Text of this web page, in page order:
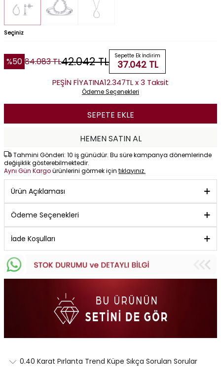
Seçiniz
%50 84.083TL42.042TL Sepette Ek İndirim
37.042TL
PEŞİN FİYATINA12.347TL x 3 Taksit
Ödeme Seçenekleri
SEPETE EKLE
HEMEN SATIN AL
Tahmini Gönderi: 10 iş günüdür. Bu süre kampanya dönemlerinde
değişiklik gösterebilmektedir.
Aynı Gün Kargoürünlerini görmek için tıklayınız.
Ürün Açıklaması
Ödeme Seçenekleri
İade Koşulları
0.40 Karat Pırlanta Trend Küpe Sıkça Sorulan Sorular